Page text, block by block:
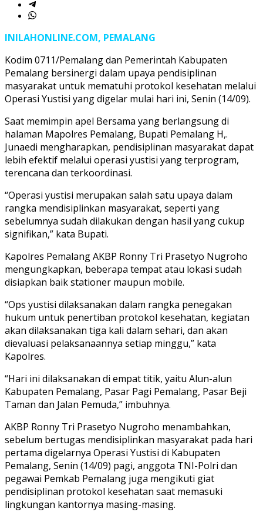
INILAHONLINE.COM, PEMALANG
Kodim 0711/Pemalang dan Pemerintah Kabupaten
Pemalang bersinergi dalam upaya pendisiplinan
masyarakat untuk mematuhi protokol kesehatan melalui
Operasi Yustisi yang digelar mulai hari ini, Senin (14/09).
Saat memimpin apel Bersama yang berlangsung di
halaman Mapolres Pemalang, Bupati Pemalang H,.
Junaedi mengharapkan, pendisiplinan masyarakat dapat
lebih efektif melalui operasi yustisi yang terprogram,
terencana dan terkoordinasi.
“Operasi yustisi merupakan salah satu upaya dalam
rangka mendisiplinkan masyarakat, seperti yang
sebelumnya sudah dilakukan dengan hasil yang cukup
signifikan,” kata Bupati.
Kapolres Pemalang AKBP Ronny Tri Prasetyo Nugroho
mengungkapkan, beberapa tempat atau lokasi sudah
disiapkan baik stationer maupun mobile.
“Ops yustisi dilaksanakan dalam rangka penegakan
hukum untuk penertiban protokol kesehatan, kegiatan
akan dilaksanakan tiga kali dalam sehari, dan akan
dievaluasi pelaksanaannya setiap minggu,” kata
Kapolres.
“Hari ini dilaksanakan di empat titik, yaitu Alun-alun
Kabupaten Pemalang, Pasar Pagi Pemalang, Pasar Beji
Taman dan Jalan Pemuda,” imbuhnya.
AKBP Ronny Tri Prasetyo Nugroho menambahkan,
sebelum bertugas mendisiplinkan masyarakat pada hari
pertama digelarnya Operasi Yustisi di Kabupaten
Pemalang, Senin (14/09) pagi, anggota TNI-Polri dan
pegawai Pemkab Pemalang juga mengikuti giat
pendisiplinan protokol kesehatan saat memasuki
lingkungan kantornya masing-masing.